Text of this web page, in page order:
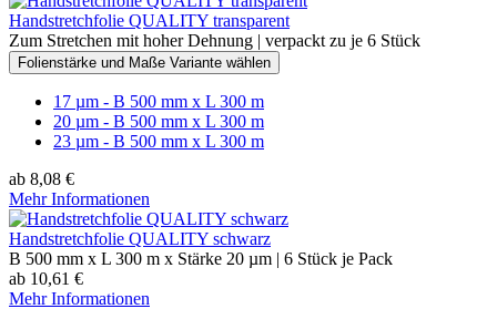
Handstretchfolie QUALITY transparent
Zum Stretchen mit hoher Dehnung | verpackt zu je 6 Stück
Folienstärke und Maße Variante wählen
17 µm - B 500 mm x L 300 m
20 µm - B 500 mm x L 300 m
23 µm - B 500 mm x L 300 m
ab 8,08 €
Mehr Informationen
Handstretchfolie QUALITY schwarz
B 500 mm x L 300 m x Stärke 20 µm | 6 Stück je Pack
ab 10,61 €
Mehr Informationen